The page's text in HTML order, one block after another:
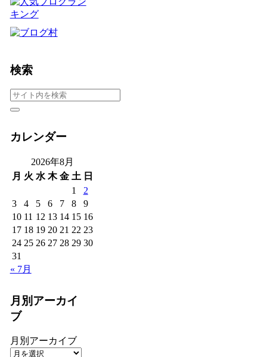
検索
カレンダー
2026年8月
月 火 水 木 金 土 日
1
2
3
4 5 6 7 8
9
10 11 12 13 14 15 16
17 18 19 20 21 22 23
24 25 26 27 28 29 30
31
« 7月
月別アーカイ
ブ
月別アーカイブ